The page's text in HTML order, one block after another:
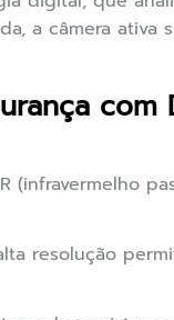
a câmera ativa
(infravermelho
resolução